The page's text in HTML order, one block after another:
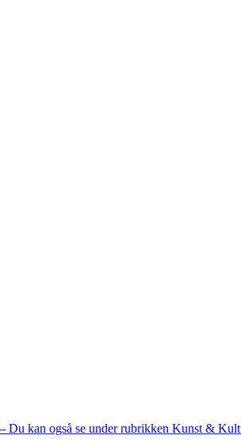
Du kan også se under rubrikken Kunst &